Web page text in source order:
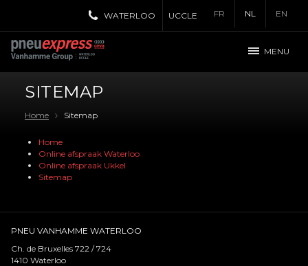
FR NL EN
WATERLOO UCCLE
MENU
SITEMAP
Home Sitemap
Home
Online afspraak Waterloo
Online afspraak Ukkel
Sitemap
PNEU VANHAMME WATERLOO
Ch. de Bruxelles 722 / 724
1410 Waterloo